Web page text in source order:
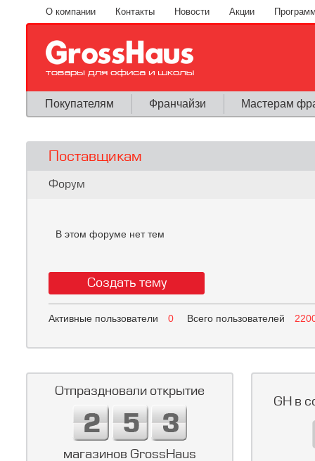
Перейти к основному содержанию
О компании Контакты Новости Акции
Покупателям Франчайзи Мастерам
Поставщикам
Вы здесь
Форум
В этом форуме нет тем
Создать тему
Активные пользователи 0 Всего пользователей
Отпраздновали открытие
магазинов GrossHaus
GH в